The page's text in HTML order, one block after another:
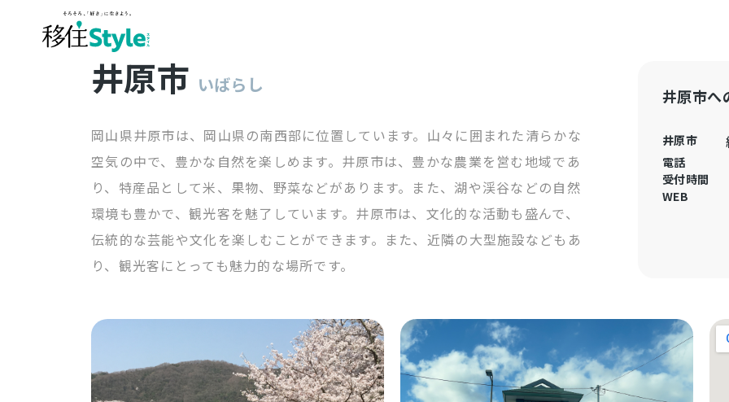
井原市 いばらし
岡山県井原市は、岡山県の南西部に位置しています。山々に囲まれた清らかな
空気の中で、豊かな自然を楽しめます。井原市は、豊かな農業を営む地域であ
り、特産品として米、果物、野菜などがあります。また、湖や渓谷などの自然
環境も豊かで、観光客を魅了しています。井原市は、文化的な活動も盛んで、
伝統的な芸能や文化を楽しむことができます。また、近隣の大型施設などもあ
り、観光客にとっても魅力的な場所です。
井原市へ
井原市
電話
受付時間
WEB